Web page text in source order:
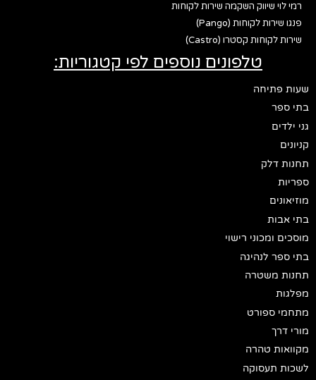
רמי לוי שיווק השקמה שירות לקוחות
פנגו שירות לקוחות (Pango)
שירות לקוחות קסטרו (Castro)
טלפונים נוספים לפי קטגוריות:
שעות פתיחה
בתי ספר
גני ילדים
קניונים
תחנות דלק
ספריות
מוזיאונים
בתי אבות
מוסכים ומכוני רישוי
בתי ספר לנהיגה
תחנות משטרה
מפלגות
מתחמי ספורט
מורי דרך
מקוואות טהרה
לשכות תעסוקה